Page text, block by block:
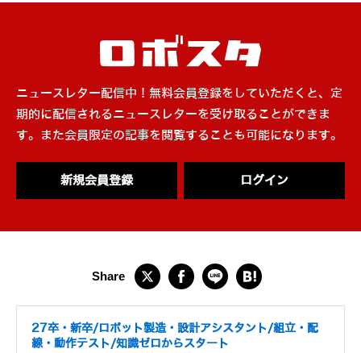
ニュースレター配信中！無料会員登録をしていただくと、定
期的に配信されるニュースレターを受け取ることができま
す。また会員限定の記事を閲覧することも可能になります。
新規会員登録 ログイン
27卒・新卒/ロボット製造・設計アシスタント/組立・配
線・動作テスト/知識ゼロからスタート